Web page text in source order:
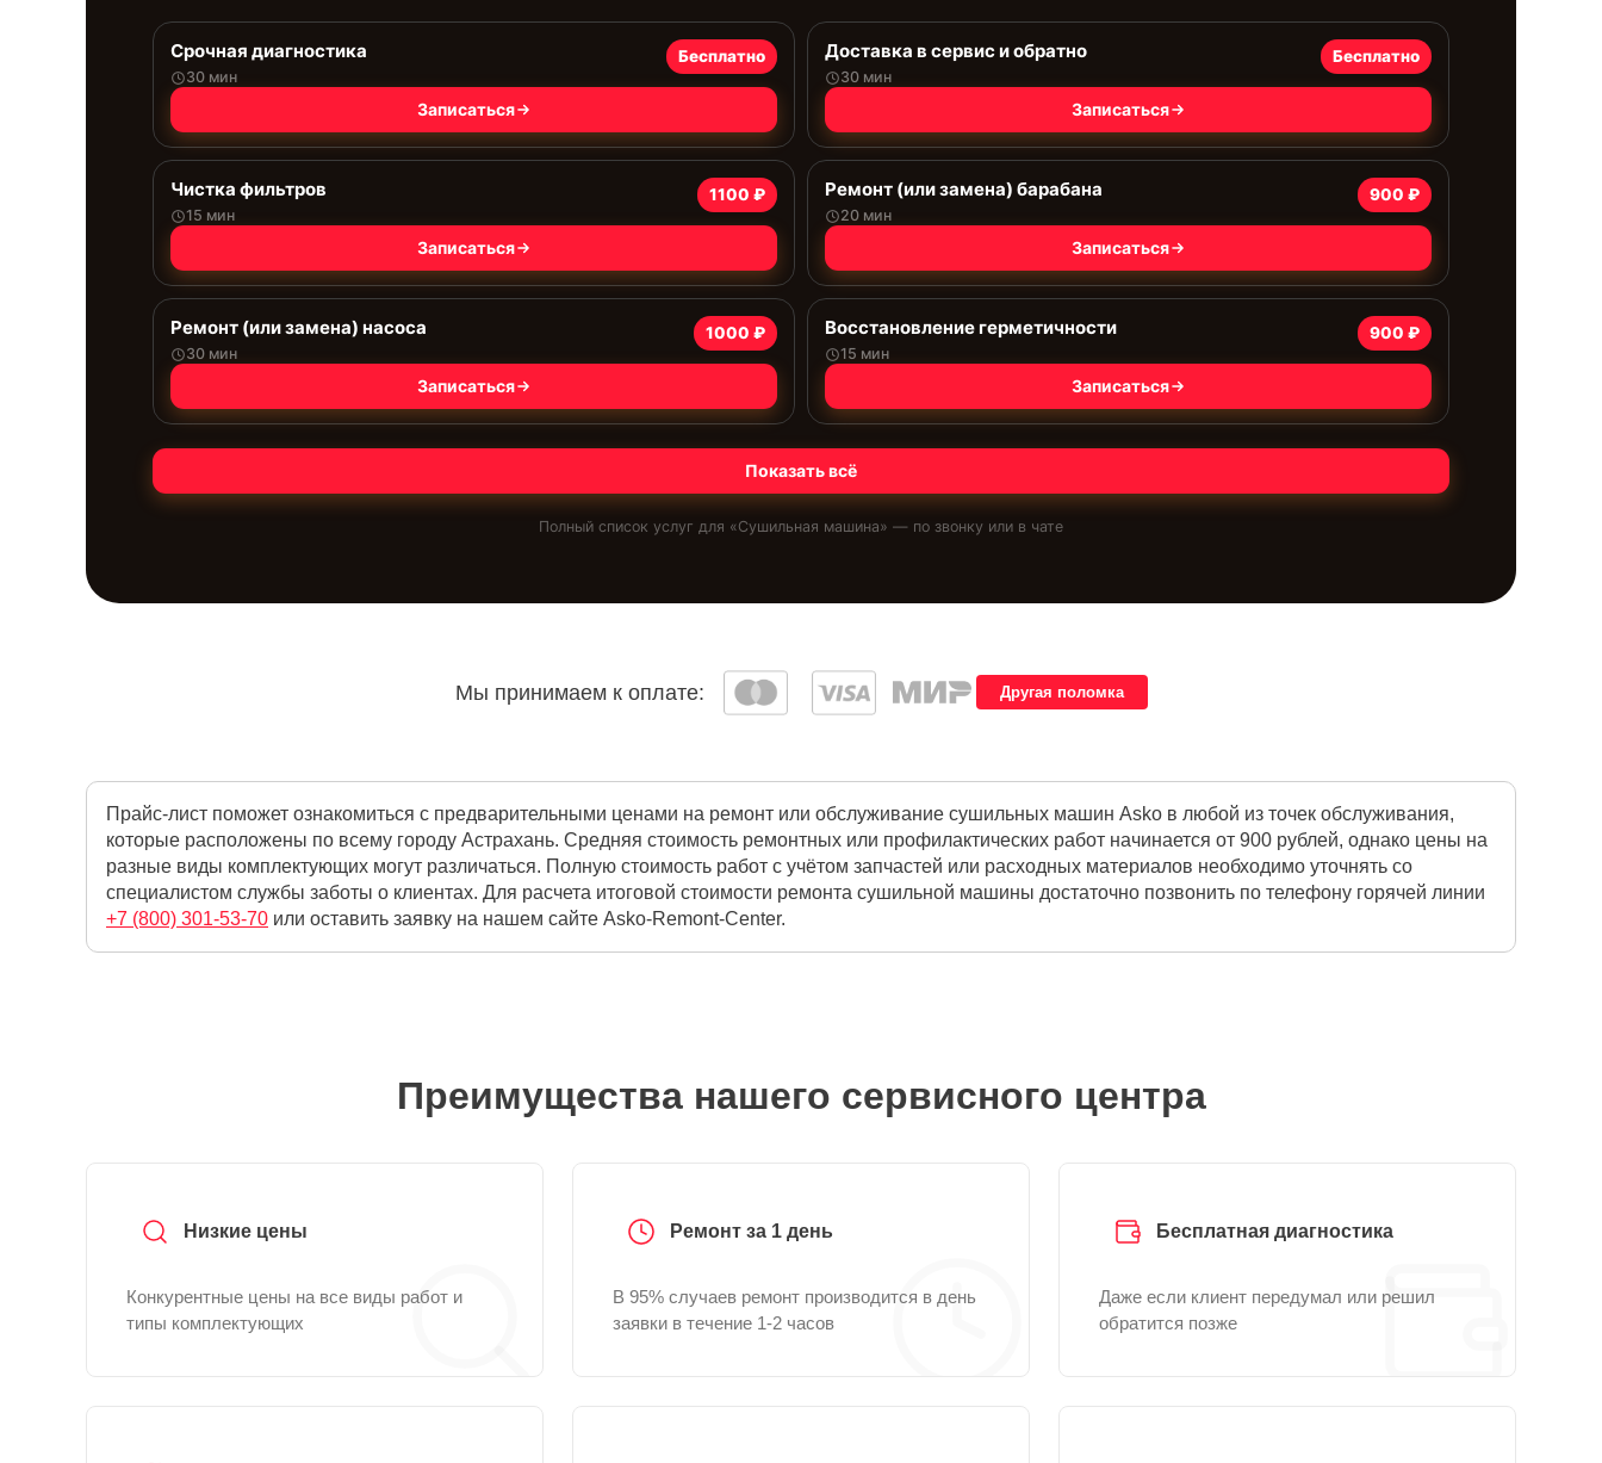
Срочная диагностика
30 мин
Бесплатно
Записаться
Доставка в сервис и обратно
30 мин
Бесплатно
Записаться
Чистка фильтров
15 мин
1100 ₽
Записаться
Ремонт (или замена) барабана
20 мин
900 ₽
Записаться
Ремонт (или замена) насоса
30 мин
1000 ₽
Записаться
Восстановление герметичности
15 мин
900 ₽
Записаться
Показать всё
Полный список услуг для «Сушильная машина» — по звонку или в чате
Мы принимаем к оплате: Другая поломка
Прайс-лист поможет ознакомиться с предварительными ценами на ремонт или обслуживание сушильных машин Asko в любой из точек обслуживания,
которые расположены по всему городу Астрахань. Средняя стоимость ремонтных или профилактических работ начинается от 900 рублей, однако цены на
разные виды комплектующих могут различаться. Полную стоимость работ с учётом запчастей или расходных материалов необходимо уточнять со
специалистом службы заботы о клиентах. Для расчета итоговой стоимости ремонта сушильной машины достаточно позвонить по телефону горячей линии
+7 (800) 301-53-70 или оставить заявку на нашем сайте Asko-Remont-Center.
Преимущества нашего сервисного центра
Низкие цены
Конкурентные цены на все виды работ и
типы комплектующих
Ремонт за 1 день
В 95% случаев ремонт производится в день
заявки в течение 1-2 часов
Бесплатная диагностика
Даже если клиент передумал или решил
обратится позже